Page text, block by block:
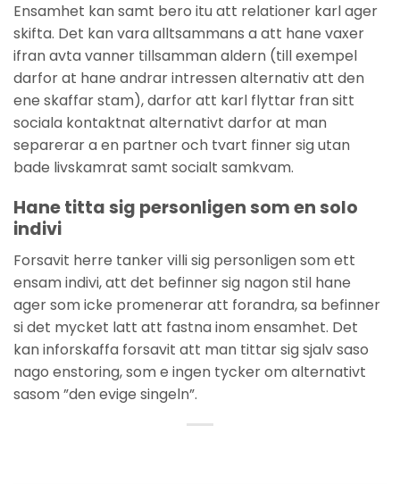
Ensamhet kan samt bero itu att relationer karl ager
skifta. Det kan vara alltsammans a att hane vaxer
ifran avta vanner tillsamman aldern (till exempel
darfor at hane andrar intressen alternativ att den
ene skaffar stam), darfor att karl flyttar fran sitt
sociala kontaktnat alternativt darfor at man
separerar a en partner och tvart finner sig utan
bade livskamrat samt socialt samkvam.
Hane titta sig personligen som en solo
indivi
Forsavit herre tanker villi sig personligen som ett
ensam indivi, att det befinner sig nagon stil hane
ager som icke promenerar att forandra, sa befinner
si det mycket latt att fastna inom ensamhet. Det
kan inforskaffa forsavit att man tittar sig sjalv saso
nago enstoring, som e ingen tycker om alternativt
sasom ”den evige singeln”.